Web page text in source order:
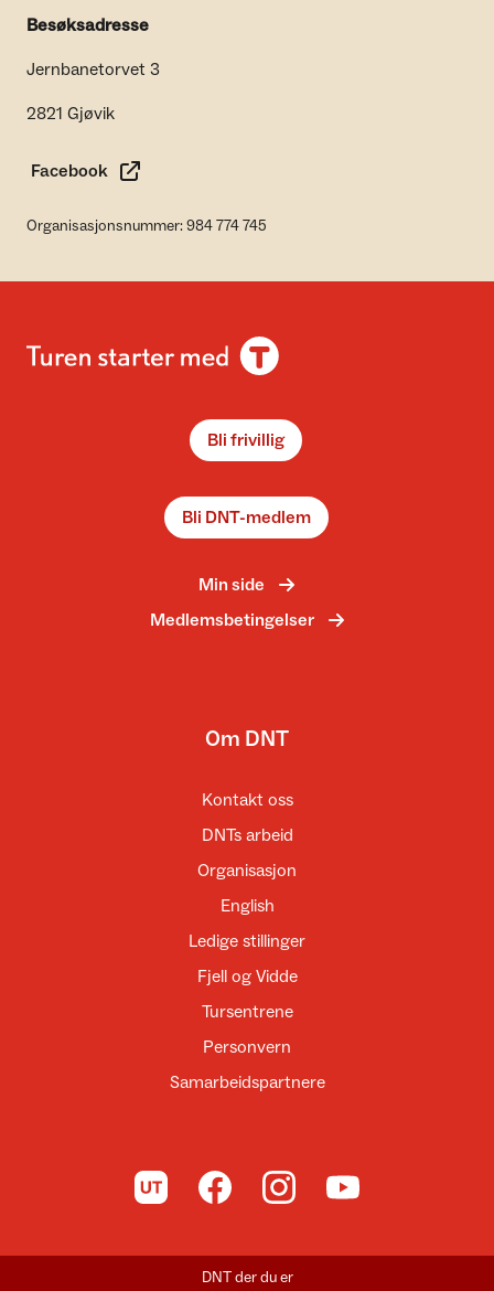
Besøksadresse
Jernbanetorvet 3
2821 Gjøvik
Facebook
Organisasjonsnummer: 984 774 745
Bli frivillig
Bli DNT-medlem
Min side
Medlemsbetingelser
Om DNT
Kontakt oss
DNTs arbeid
Organisasjon
English
Ledige stillinger
Fjell og Vidde
Tursentrene
Personvern
Samarbeidspartnere
Til UT.no Til DNT på Facebook
Til DNT på Instagram
Til DNT på YouTube
DNT der du er